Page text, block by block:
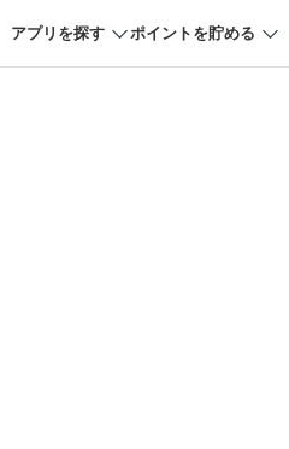
アプリを探す ポイントを貯める